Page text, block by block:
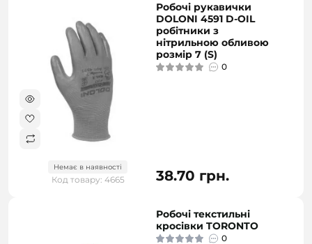
Немає в наявності
Код товару: 4665
Робочі рукавички
DOLONI 4591 D-OIL
робітники з
нітрильною обливою
розмір 7 (S)
0
38.70 грн.
Робочі текстильні
кросівки TORONTO
0